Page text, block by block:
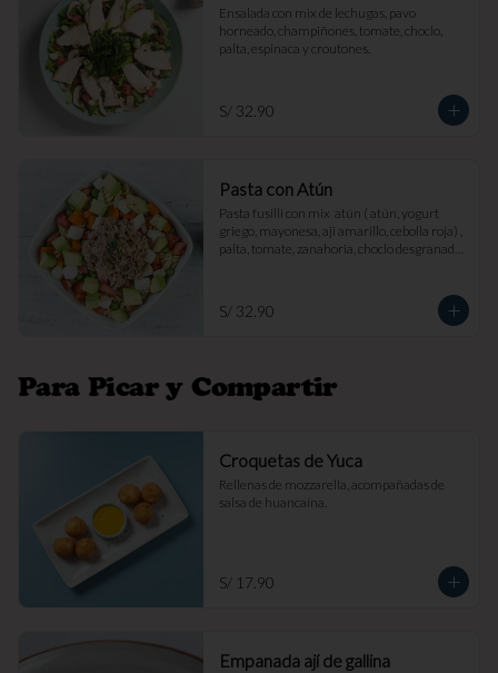
Ensalada con mix de lechugas, pavo
horneado, champiñones, tomate, choclo,
palta, espinaca y croutones.
S/ 32.90
Pasta con Atún
Pasta fusilli con mix  atún ( atún, yogurt
griego, mayonesa, aji amarillo, cebolla roja) ,
palta, tomate, zanahoria, choclo desgranado
S/ 32.90
Para Picar y Compartir
Croquetas de Yuca
Rellenas de mozzarella, acompañadas de
salsa de huancaína.
S/ 17.90
Empanada ají de gallina